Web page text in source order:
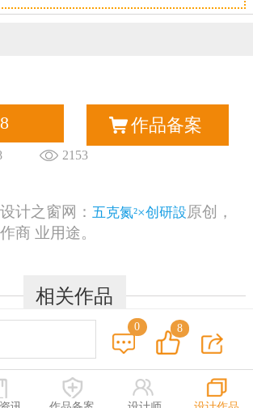
用户作品已成功备案！
8 作品备案
2153
计之窗网： 五克氮²×创研設原创，
商 业用途。
相关作品
0 8
中国设计之窗 www.333cn.com 版权所有
技有限公司(深圳设计之窗文化发展有限公司)
布龙路4号127陈设艺术设计产业园A栋203-206